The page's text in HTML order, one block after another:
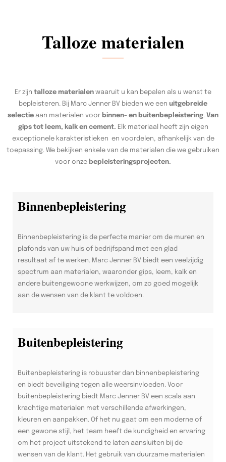
Talloze materialen
Er zijn talloze materialen waaruit u kan bepalen als u wenst te
bepleisteren. Bij Marc Jenner BV bieden we een uitgebreide
selectie aan materialen voor binnen- en buitenbepleistering. Van
gips tot leem, kalk en cement. Elk materiaal heeft zijn eigen
exceptionele karakteristieken en voordelen, afhankelijk van de
toepassing. We bekijken enkele van de materialen die we gebruiken
voor onze bepleisteringsprojecten.
Binnenbepleistering
Binnenbepleistering is de perfecte manier om de muren en
plafonds van uw huis of bedrijfspand met een glad
resultaat af te werken. Marc Jenner BV biedt een veelzijdig
spectrum aan materialen, waaronder gips, leem, kalk en
andere buitengewoone werkwijzen, om zo goed mogelijk
aan de wensen van de klant te voldoen.
Buitenbepleistering
Buitenbepleistering is robuuster dan binnenbepleistering
en biedt beveiliging tegen alle weersinvloeden. Voor
buitenbepleistering biedt Marc Jenner BV een scala aan
krachtige materialen met verschillende afwerkingen,
kleuren en aanpakken. Of het nu gaat om een moderne of
een gewone stijl, het team heeft de kundigheid en ervaring
om het project uitstekend te laten aansluiten bij de
wensen van de klant. Het gebruik van duurzame materialen